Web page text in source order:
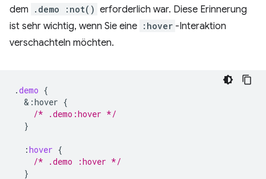
dem
.demo :not() erforderlich war. Diese Erinnerung
ist sehr wichtig, wenn Sie eine :hover -Interaktion
verschachteln möchten.
.demo {
& :hover {
/* .demo:hover */
}
:hover {
/* .demo :hover */
}